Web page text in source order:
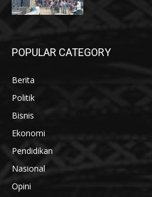
POPULAR CATEGORY
Berita
Politik
Bisnis
Ekonomi
Pendidikan
Nasional
Opini